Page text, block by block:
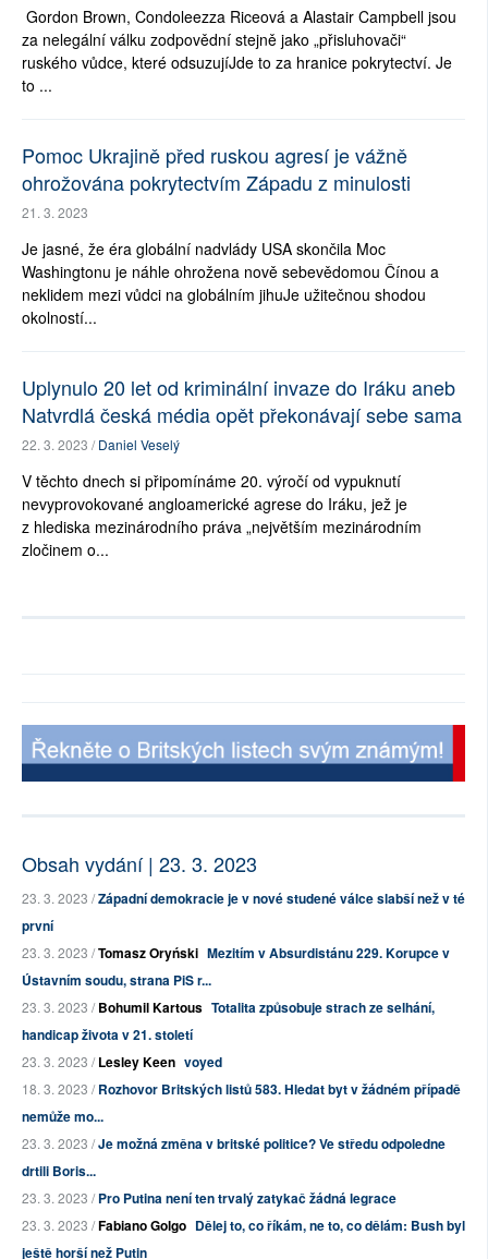
Gordon Brown, Condoleezza Riceová a Alastair Campbell jsou
za nelegální válku zodpovědní stejně jako „přisluhovači“
ruského vůdce, které odsuzujíJde to za hranice pokrytectví. Je
to ...
Pomoc Ukrajině před ruskou agresí je vážně
ohrožována pokrytectvím Západu z minulosti
21. 3. 2023
Je jasné, že éra globální nadvlády USA skončila Moc
Washingtonu je náhle ohrožena nově sebevědomou Čínou a
neklidem mezi vůdci na globálním jihuJe užitečnou shodou
okolností...
Uplynulo 20 let od kriminální invaze do Iráku aneb
Natvrdlá česká média opět překonávají sebe sama
22. 3. 2023 /Daniel Veselý
V těchto dnech si připomínáme 20. výročí od vypuknutí
nevyprovokované angloamerické agrese do Iráku, jež je
z hlediska mezinárodního práva „největším mezinárodním
zločinem o...
Obsah vydání | 23. 3. 2023
23. 3. 2023 /Západní demokracie je v nové studené válce slabší než v té
první
23. 3. 2023 /Tomasz Oryński Mezitím v Absurdistánu 229. Korupce v
Ústavním soudu, strana PiS r...
23. 3. 2023 /Bohumil Kartous Totalita způsobuje strach ze selhání,
handicap života v 21. století
23. 3. 2023 /Lesley Keen voyed
18. 3. 2023 /Rozhovor Britských listů 583. Hledat byt v žádném případě
nemůže mo...
23. 3. 2023 /Je možná změna v britské politice? Ve středu odpoledne
drtili Boris...
23. 3. 2023 /Pro Putina není ten trvalý zatykač žádná legrace
23. 3. 2023 /Fabiano Golgo Dělej to, co říkám, ne to, co dělám: Bush byl
ještě horší než Putin